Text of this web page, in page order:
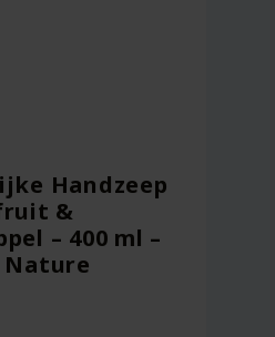
Handzeep
&
– 400 ml –